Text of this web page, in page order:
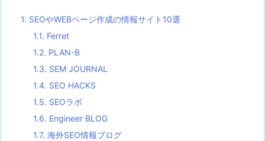
1. SEOやWEBページ作成の情報サイト10選
1.1. Ferret
1.2. PLAN-B
1.3. SEM JOURNAL
1.4. SEO HACKS
1.5. SEOラボ
1.6. Engineer BLOG
1.7. 海外SEO情報ブログ